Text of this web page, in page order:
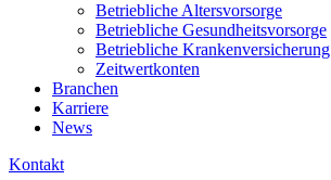
Betriebliche Altersvorsorge
Betriebliche Gesundheitsvorsorge
Betriebliche Krankenversicherung
Zeitwertkonten
Branchen
Karriere
News
Kontakt